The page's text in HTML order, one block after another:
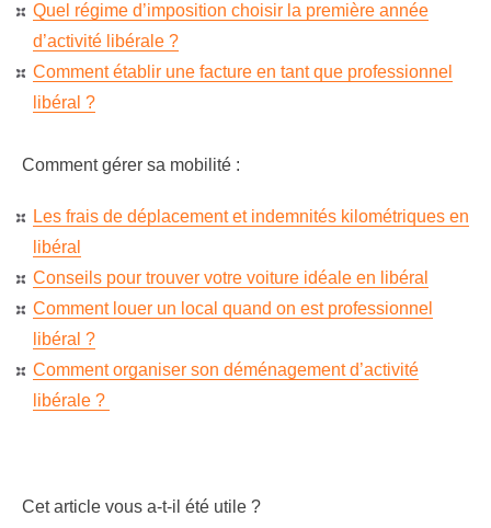
Quel régime d’imposition choisir la première année
d’activité libérale ?
Comment établir une facture en tant que professionnel
libéral ?
Comment gérer sa mobilité :
Les frais de déplacement et indemnités kilométriques en
libéral
Conseils pour trouver votre voiture idéale en libéral
Comment louer un local quand on est professionnel
libéral ?
Comment organiser son déménagement d’activité
libérale ?
Cet article vous a-t-il été utile ?